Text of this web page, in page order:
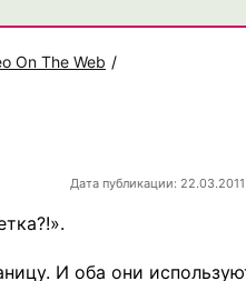
On The Web /
Дата публикации: 22.03.2011
И оба они